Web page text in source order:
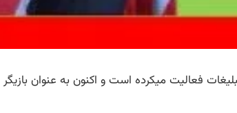
، وی در زمینه تبلیغات فعالیت میکرده است و اکنون به